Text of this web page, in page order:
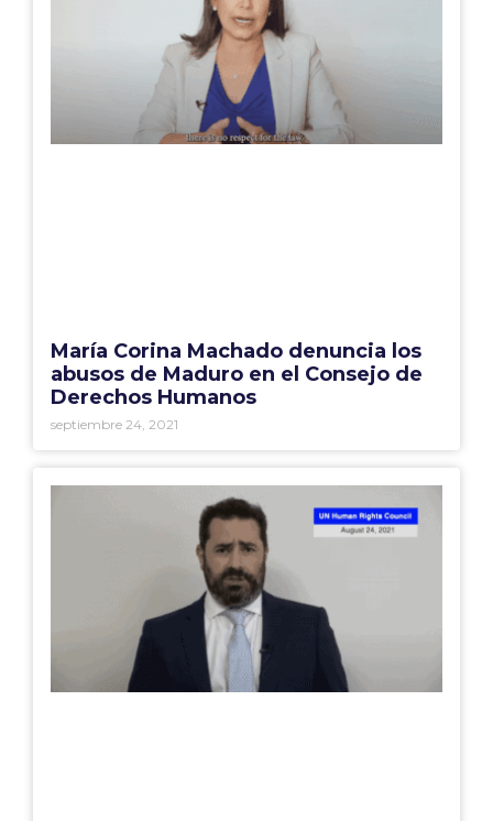
María Corina Machado denuncia los
abusos de Maduro en el Consejo de
Derechos Humanos
septiembre 24, 2021